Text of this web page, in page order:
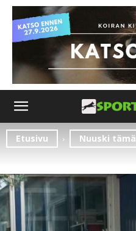
Etusivu Nuuski tämä